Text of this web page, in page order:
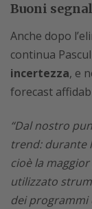
Buoni
Anche dopo
continua
incertezza, e
forecast
“Dal nostro
trend: durante
cioè la
utilizzato
dei programmi